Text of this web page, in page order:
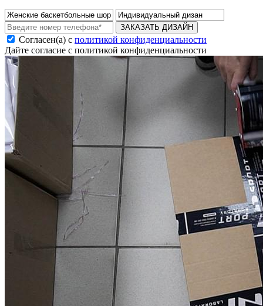
ЗАКАЗАТЬ ДИЗАЙН
Согласен(а) с политикой конфиденциальности
Дайте согласие с политикой конфиденциальности